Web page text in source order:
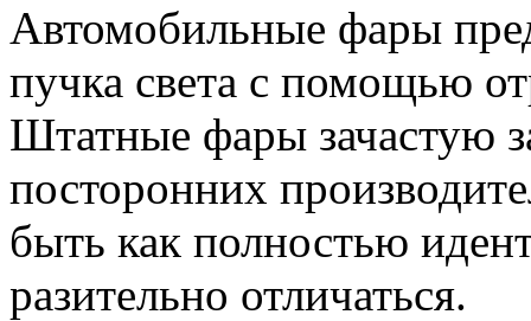
Автомобильные фары
пучка света с помощью
Штатные фары зачастую
посторонних
быть как полностью
разительно